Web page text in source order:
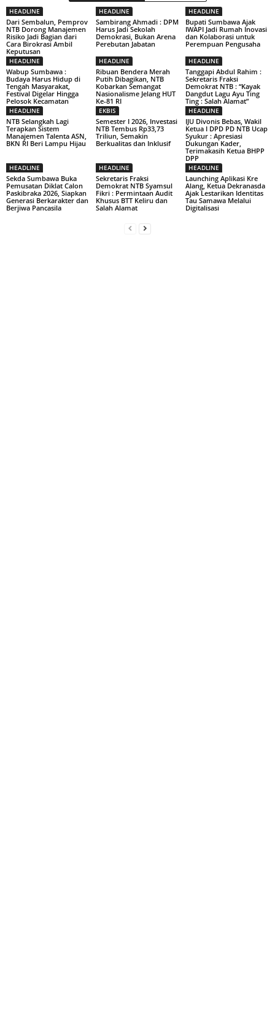
HEADLINE
Dari Sembalun, Pemprov
NTB Dorong Manajemen
Risiko Jadi Bagian dari
Cara Birokrasi Ambil
Keputusan
HEADLINE
Sambirang Ahmadi : DPM
Harus Jadi Sekolah
Demokrasi, Bukan Arena
Perebutan Jabatan
HEADLINE
Bupati Sumbawa Ajak
IWAPI Jadi Rumah Inovasi
dan Kolaborasi untuk
Perempuan Pengusaha
HEADLINE
Wabup Sumbawa :
Budaya Harus Hidup di
Tengah Masyarakat,
Festival Digelar Hingga
Pelosok Kecamatan
HEADLINE
Ribuan Bendera Merah
Putih Dibagikan, NTB
Kobarkan Semangat
Nasionalisme Jelang HUT
Ke-81 RI
HEADLINE
Tanggapi Abdul Rahim :
Sekretaris Fraksi
Demokrat NTB : “Kayak
Dangdut Lagu Ayu Ting
Ting : Salah Alamat”
HEADLINE
NTB Selangkah Lagi
Terapkan Sistem
Manajemen Talenta ASN,
BKN RI Beri Lampu Hijau
EKBIS
Semester I 2026, Investasi
NTB Tembus Rp33,73
Triliun, Semakin
Berkualitas dan Inklusif
HEADLINE
IJU Divonis Bebas, Wakil
Ketua I DPD PD NTB Ucap
Syukur : Apresiasi
Dukungan Kader,
Terimakasih Ketua BHPP
DPP
HEADLINE
Sekda Sumbawa Buka
Pemusatan Diklat Calon
Paskibraka 2026, Siapkan
Generasi Berkarakter dan
Berjiwa Pancasila
HEADLINE
Sekretaris Fraksi
Demokrat NTB Syamsul
Fikri : Permintaan Audit
Khusus BTT Keliru dan
Salah Alamat
HEADLINE
Launching Aplikasi Kre
Alang, Ketua Dekranasda
Ajak Lestarikan Identitas
Tau Samawa Melalui
Digitalisasi